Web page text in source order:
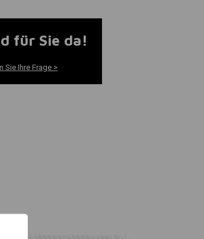
für Sie da!
Sie Ihre Frage >